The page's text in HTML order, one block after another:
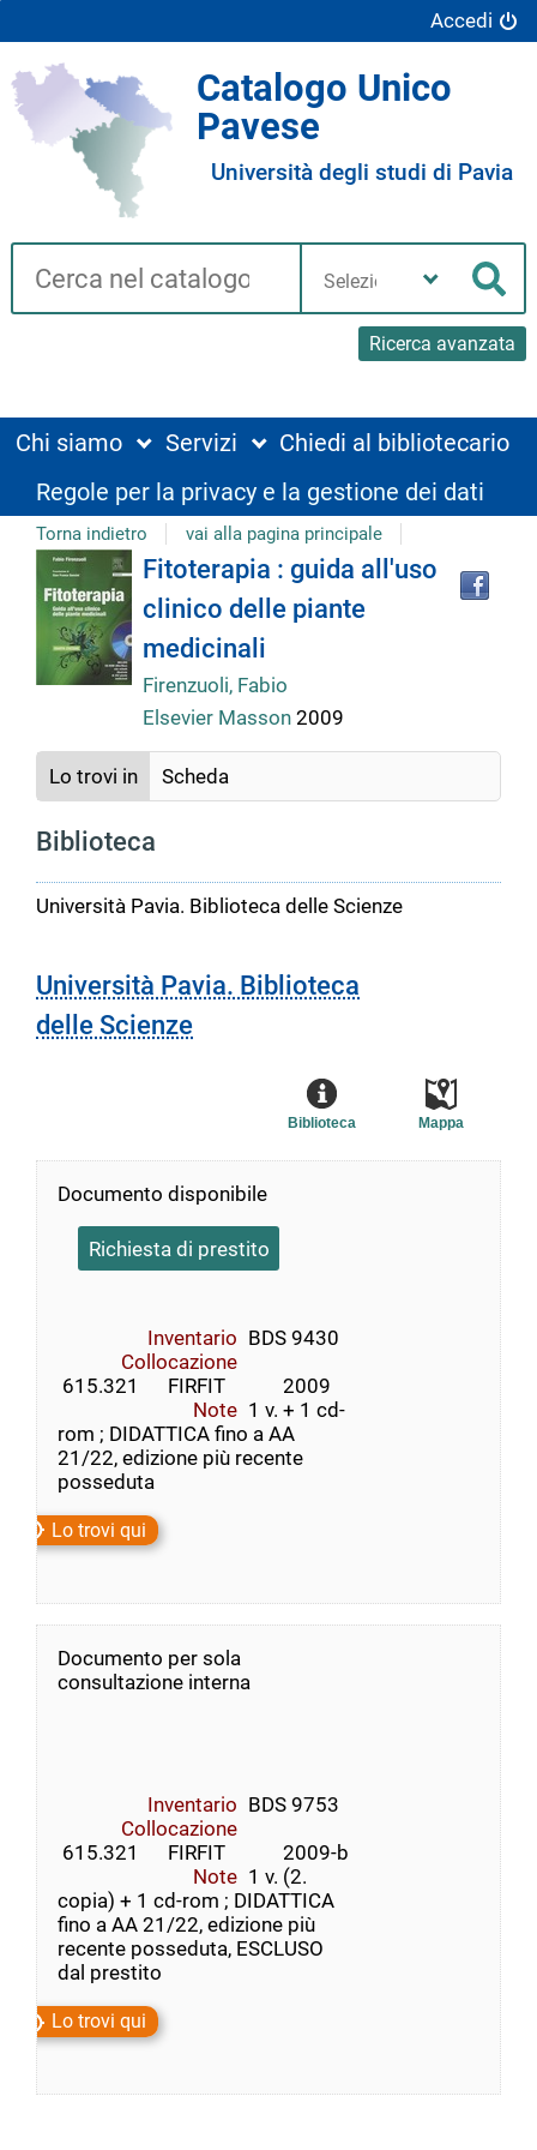
Accedi
Catalogo Unico
Pavese
Università degli studi di Pavia
Cerca su "Catalogo"
Ricerca avanzata
biblioteca
Chi siamo Servizi
Chiedi al bibliotecario
Regole per la privacy e la gestione dei dati
Torna indietro vai alla pagina principale
Dettaglio
del
documento
Fitoterapia : guida all'uso
clinico delle piante
medicinali
Firenzuoli, Fabio
Elsevier Masson 2009
Lo trovi in Scheda
Biblioteca
Università Pavia. Biblioteca delle Scienze
Università Pavia. Biblioteca
delle Scienze
Mappa
Biblioteca
Documento disponibile
Richiesta di prestito
Inventario BDS 9430
Collocazione
615.321      FIRFIT            2009
Note 1 v. + 1 cd-
rom ; DIDATTICA fino a AA
21/22, edizione più recente
posseduta
Lo trovi qui
Documento per sola
consultazione interna
Inventario BDS 9753
Collocazione
615.321      FIRFIT            2009-b
Note 1 v. (2.
copia) + 1 cd-rom ; DIDATTICA
fino a AA 21/22, edizione più
recente posseduta, ESCLUSO
dal prestito
Lo trovi qui